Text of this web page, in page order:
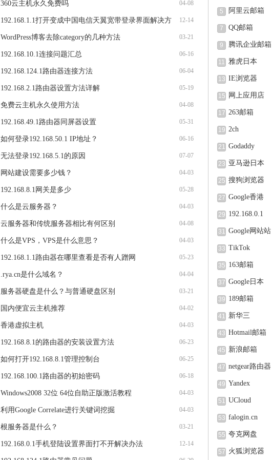
04-08
360云主机永久免费吗
12-14
192.168.1.1打开变成中国电信天翼宽带登录界面解决方
法 03-21
WordPress博客去除category的几种方法
06-16
192.168.10.1连接问题汇总
06-04
192.168.124.1路由器连接方法
05-19
192.168.2.1路由器设置方法详解
04-08
免费云主机永久使用方法
05-31
192.168.49.1路由器同屏器设置
06-16
如何登录192.168.50.1 IP地址？
07-07
无法登录192.168.5.1的原因
04-03
网站建设需要多少钱？
05-28
192.168.8.1网关是多少
04-03
什么是云服务器？
04-08
云服务器和传统服务器相比有何区别
04-03
什么是VPS，VPS是什么意思？
05-23
192.168.1.1路由器在哪里查看是否有人蹭网
04-04
.rya.cn是什么域名？
03-21
服务器硬盘是什么？与普通硬盘区别
04-02
国内便宜云主机推荐
04-03
香港虚拟主机
06-23
192.168.8.1的路由器的安装设置方法
06-25
如何打开192.168.8.1管理控制台
06-18
192.168.100.1路由器的初始密码
04-03
Windows2008 32位 64位自助正版激活教程
04-03
利用Google Correlate进行关键词挖掘
03-21
根服务器是什么？
12-14
192.168.0.1手机登陆设置界面打不开解决办法
5 阿里云邮箱
7 QQ邮箱
9 腾讯企业邮箱
11 雅虎日本
13 IE浏览器
15 网上应用店
17 263邮箱
19 2ch
21 Godaddy
23 亚马逊日本
25 搜狗浏览器
27 Google香港
29 192.168.0.1
31 Google网站站
长中心
33 TikTok
35 163邮箱
37 Google日本
39 189邮箱
41 新华三
43 Hotmail邮箱
45 新浪邮箱
47 netgear路由器
49 Yandex
51 UCloud
53 falogin.cn
55 夸克网盘
57 火狐浏览器